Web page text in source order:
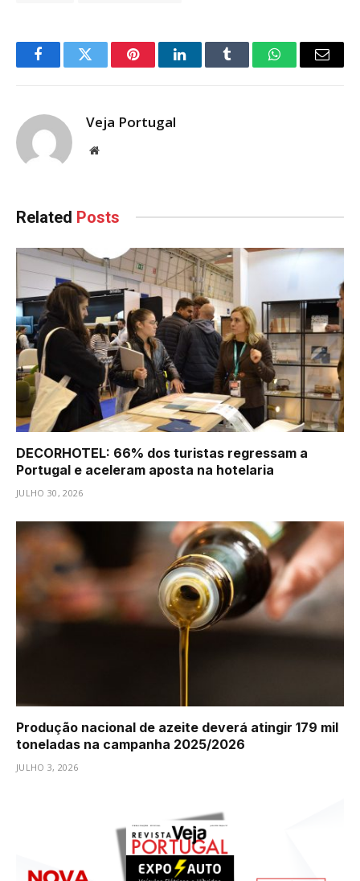
FacebookTwitter PinterestLinkedInTumblr WhatsAppEmail
Veja Portugal
Website
Related Posts
DECORHOTEL: 66% dos turistas regressam a
Portugal e aceleram aposta na hotelaria
JULHO 30, 2026
Produção nacional de azeite deverá atingir 179 mil
toneladas na campanha 2025/2026
JULHO 3, 2026